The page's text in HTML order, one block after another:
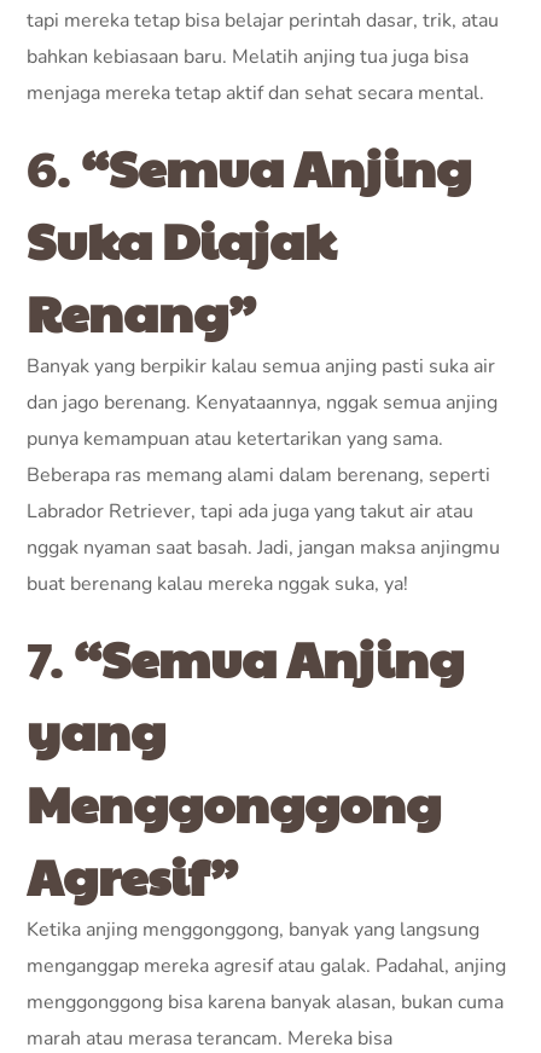
tapi mereka tetap bisa belajar perintah dasar, trik, atau
bahkan kebiasaan baru. Melatih anjing tua juga bisa
menjaga mereka tetap aktif dan sehat secara mental.
6.“Semua Anjing
Suka Diajak
Renang”
Banyak yang berpikir kalau semua anjing pasti suka air
dan jago berenang. Kenyataannya, nggak semua anjing
punya kemampuan atau ketertarikan yang sama.
Beberapa ras memang alami dalam berenang, seperti
Labrador Retriever, tapi ada juga yang takut air atau
nggak nyaman saat basah. Jadi, jangan maksa anjingmu
buat berenang kalau mereka nggak suka, ya!
7.“Semua Anjing
yang
Menggonggong
Agresif”
Ketika anjing menggonggong, banyak yang langsung
menganggap mereka agresif atau galak. Padahal, anjing
menggonggong bisa karena banyak alasan, bukan cuma
marah atau merasa terancam. Mereka bisa